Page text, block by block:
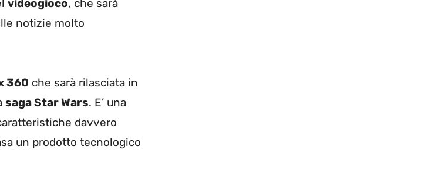
videogioco, che sarà
notizie molto
360 che sarà rilasciata in
saga Star Wars. E’ una
davvero
un prodotto tecnologico